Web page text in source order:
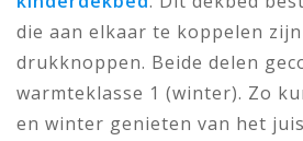
die aan elkaar te koppelen
drukknoppen. Beide delen
warmteklasse 1 (winter). Zo
en winter genieten van het